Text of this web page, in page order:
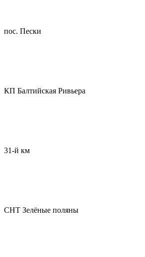
пос. Пески
КП Балтийская Ривьера
31-й км
СНТ Зелёные поляны